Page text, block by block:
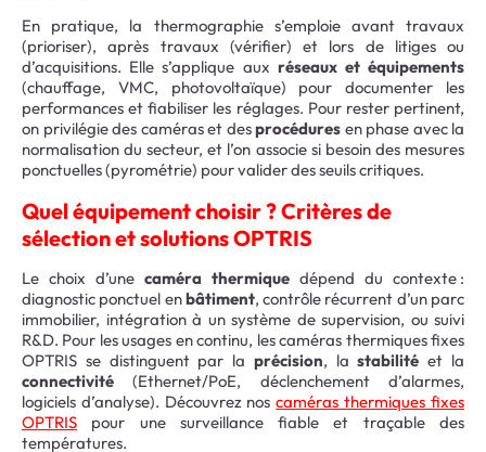
En pratique, la thermographie s’emploie avant travaux
(prioriser), après travaux (vérifier) et lors de litiges ou
d’acquisitions. Elle s’applique aux réseaux et équipements
(chauffage, VMC, photovoltaïque) pour documenter les
performances et fiabiliser les réglages. Pour rester pertinent,
on privilégie des caméras et desprocédures en phase avec la
normalisation du secteur, et l’on associe si besoin des mesures
ponctuelles (pyrométrie) pour valider des seuils critiques.
Quel équipement choisir ? Critères de
sélection et solutions OPTRIS
Le choix d’une caméra thermique dépend du contexte :
diagnostic ponctuel enbâtiment, contrôle récurrent d’un parc
immobilier, intégration à un système de supervision, ou suivi
R&D. Pour les usages en continu, les caméras thermiques fixes
OPTRIS se distinguent par la précision, lastabilité et la
connectivité (Ethernet/PoE, déclenchement d’alarmes,
logiciels d’analyse). Découvrez noscaméras thermiques fixes
OPTRIS pour une surveillance fiable et traçable des
températures.